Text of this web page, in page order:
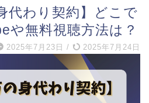
代わり契約】どこで
や無料視聴方法は？
2025年7月23日 / 2025年7月24日